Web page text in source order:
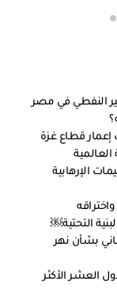
النفطي في مصر
قطاع غزة
الإرهابية
التحتية￼
بشأن نهر
العالمي 2025 (2): الدول العشر الأكثر